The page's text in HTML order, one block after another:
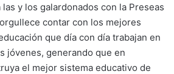
y los galardonados con la Preseas
contar con los mejores
que día con día trabajan en
jóvenes, generando que en
el mejor sistema educativo de